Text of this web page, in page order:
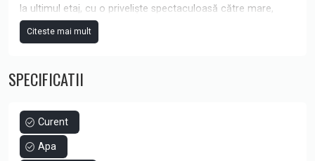
la ultimul etaj, cu o priveliște spectaculoasă către mare,
apartamentul oferă un spațiu de 90,56 mp, dintre care
terasa de 53,96 mp devine locul perfect pentru momente de
Detalii imobil:
Suprafață totală: 90,56 mp
Terasă: 53,96 mp
Locație: Ultimul etaj, vedere spectaculoasă către mare
Citeste mai mult
SPECIFICATII
Curent
Apa